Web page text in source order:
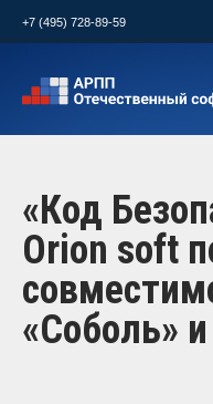
+7 (495) 728-89-59
«Код
Orion soft
«Соболь»